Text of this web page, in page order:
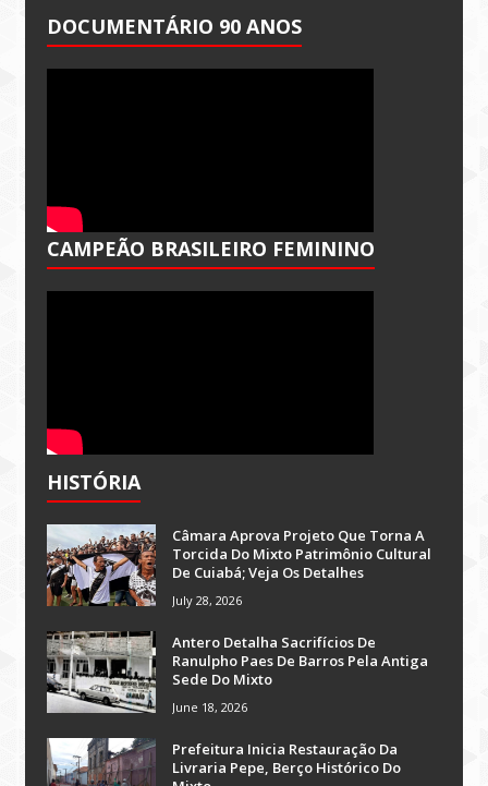
DOCUMENTÁRIO 90 ANOS
CAMPEÃO BRASILEIRO FEMININO
HISTÓRIA
Câmara Aprova Projeto Que Torna A
Torcida Do Mixto Patrimônio Cultural
De Cuiabá; Veja Os Detalhes
July 28, 2026
Antero Detalha Sacrifícios De
Ranulpho Paes De Barros Pela Antiga
Sede Do Mixto
June 18, 2026
Prefeitura Inicia Restauração Da
Livraria Pepe, Berço Histórico Do